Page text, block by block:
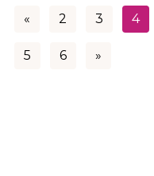
« 2 3 4
5 6 »